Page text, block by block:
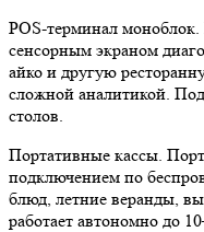
POS-терминал
сенсорным экраном
айко и другую
сложной аналитикой.
столов.
Портативные кассы.
подключением по
блюд, летние веранды,
работает автономно до